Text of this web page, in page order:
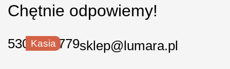
Chętnie odpowiemy!
Kasia
530 550 779sklep@lumara.pl